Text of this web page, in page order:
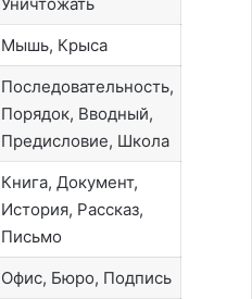
Мышь, Крыса
Последовательность,
Порядок, Вводный,
Предисловие, Школа
Книга, Документ,
История, Рассказ,
Письмо
Офис, Бюро, Подпись